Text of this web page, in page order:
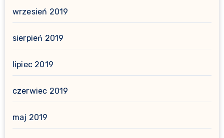
wrzesień 2019
sierpień 2019
lipiec 2019
czerwiec 2019
maj 2019